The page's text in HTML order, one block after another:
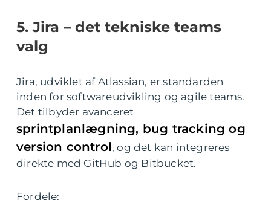
5. Jira – det tekniske teams
valg
Jira, udviklet af Atlassian, er standarden
inden for softwareudvikling og agile teams.
Det tilbyder avanceret
sprintplanlægning, bug tracking og
version control, og det kan integreres
direkte med GitHub og Bitbucket.
Fordele: